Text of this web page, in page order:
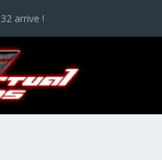
arrive !